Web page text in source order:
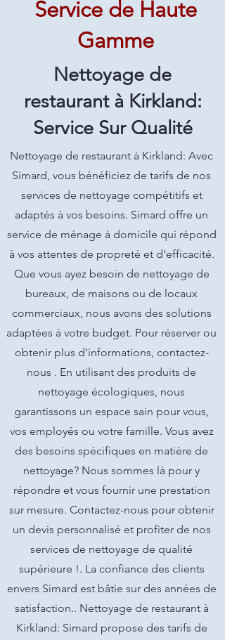
Service de Haute
Gamme
Nettoyage de
restaurant à Kirkland:
Service Sur Qualité
Nettoyage de restaurant à Kirkland: Avec
Simard, vous bénéficiez de tarifs de nos
services de nettoyage compétitifs et
adaptés à vos besoins. Simard offre un
service de ménage à domicile qui répond
à vos attentes de propreté et d'efficacité.
Que vous ayez besoin de nettoyage de
bureaux, de maisons ou de locaux
commerciaux, nous avons des solutions
adaptées à votre budget. Pour réserver ou
obtenir plus d'informations, contactez-
nous . En utilisant des produits de
nettoyage écologiques, nous
garantissons un espace sain pour vous,
vos employés ou votre famille. Vous avez
des besoins spécifiques en matière de
nettoyage? Nous sommes là pour y
répondre et vous fournir une prestation
sur mesure. Contactez-nous pour obtenir
un devis personnalisé et profiter de nos
services de nettoyage de qualité
supérieure !. La confiance des clients
envers Simard est bâtie sur des années de
satisfaction.. Nettoyage de restaurant à
Kirkland: Simard propose des tarifs de